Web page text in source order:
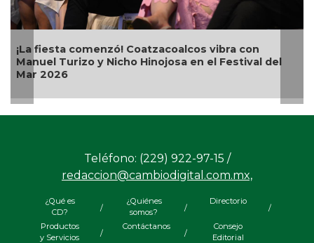
Alcalde Samuel Acosta inaugura la calle
Bugambilias en El Tejar
Teléfono: (229) 922-97-15 /
redaccion@cambiodigital.com.mx,
¿Qué es
CD?
/
¿Quiénes
somos?
/
Directorio
/
Productos
y Servicios
/
Contáctanos
/
Consejo
Editorial